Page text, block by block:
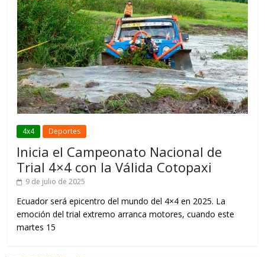
4x4 Deportes
Inicia el Campeonato Nacional de
Trial 4×4 con la Válida Cotopaxi
9 de julio de 2025
Ecuador será epicentro del mundo del 4×4 en 2025. La
emoción del trial extremo arranca motores, cuando este
martes 15